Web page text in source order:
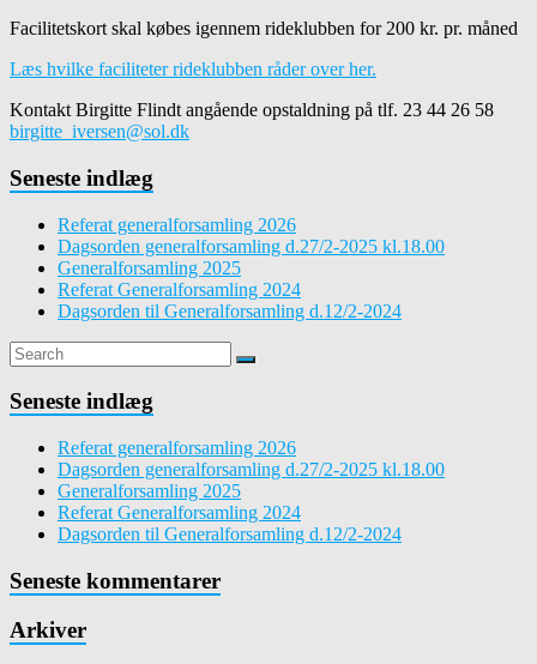
Facilitetskort skal købes igennem rideklubben for 200 kr. pr. måned
Læs hvilke faciliteter rideklubben råder over her.
Kontakt Birgitte Flindt angående opstaldning på tlf. 23 44 26 58
birgitte_iversen@sol.dk
Seneste indlæg
Referat generalforsamling 2026
Dagsorden generalforsamling d.27/2-2025 kl.18.00
Generalforsamling 2025
Referat Generalforsamling 2024
Dagsorden til Generalforsamling d.12/2-2024
Seneste indlæg
Referat generalforsamling 2026
Dagsorden generalforsamling d.27/2-2025 kl.18.00
Generalforsamling 2025
Referat Generalforsamling 2024
Dagsorden til Generalforsamling d.12/2-2024
Seneste kommentarer
Arkiver